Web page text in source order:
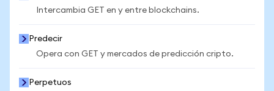
Intercambia GET en y entre blockchains.
Predecir
Opera con GET y mercados de predicción cripto.
Perpetuos